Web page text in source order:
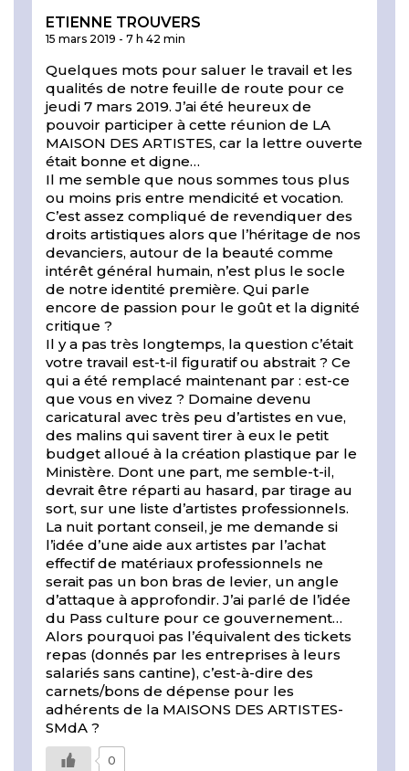
ETIENNE TROUVERS
15 mars 2019 - 7 h 42 min
Quelques mots pour saluer le travail et les
qualités de notre feuille de route pour ce
jeudi 7 mars 2019. J’ai été heureux de
pouvoir participer à cette réunion de LA
MAISON DES ARTISTES, car la lettre ouverte
était bonne et digne…
Il me semble que nous sommes tous plus
ou moins pris entre mendicité et vocation.
C’est assez compliqué de revendiquer des
droits artistiques alors que l’héritage de nos
devanciers, autour de la beauté comme
intérêt général humain, n’est plus le socle
de notre identité première. Qui parle
encore de passion pour le goût et la dignité
critique ?
Il y a pas très longtemps, la question c’était
votre travail est-t-il figuratif ou abstrait ? Ce
qui a été remplacé maintenant par : est-ce
que vous en vivez ? Domaine devenu
caricatural avec très peu d’artistes en vue,
des malins qui savent tirer à eux le petit
budget alloué à la création plastique par le
Ministère. Dont une part, me semble-t-il,
devrait être réparti au hasard, par tirage au
sort, sur une liste d’artistes professionnels.
La nuit portant conseil, je me demande si
l’idée d’une aide aux artistes par l’achat
effectif de matériaux professionnels ne
serait pas un bon bras de levier, un angle
d’attaque à approfondir. J’ai parlé de l’idée
du Pass culture pour ce gouvernement…
Alors pourquoi pas l’équivalent des tickets
repas (donnés par les entreprises à leurs
salariés sans cantine), c’est-à-dire des
carnets/bons de dépense pour les
adhérents de la MAISONS DES ARTISTES-
SMdA ?
0